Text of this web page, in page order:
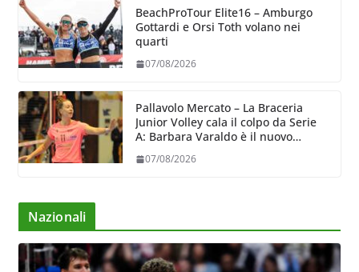
BeachProTour Elite16 – Amburgo
Gottardi e Orsi Toth volano nei
quarti
07/08/2026
Pallavolo Mercato – La Braceria
Junior Volley cala il colpo da Serie
A: Barbara Varaldo è il nuovo
07/08/2026
Nazionali